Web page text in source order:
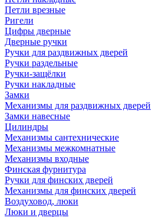
Петли врезные
Ригели
Цифры дверные
Дверные ручки
Ручки для раздвижных дверей
Ручки раздельные
Ручки-защёлки
Ручки накладные
Замки
Механизмы для раздвижных дверей
Замки навесные
Цилиндры
Механизмы сантехнические
Механизмы межкомнатные
Механизмы входные
Финская фурнитура
Ручки для финских дверей
Механизмы для финских дверей
Воздуховод, люки
Люки и дверцы